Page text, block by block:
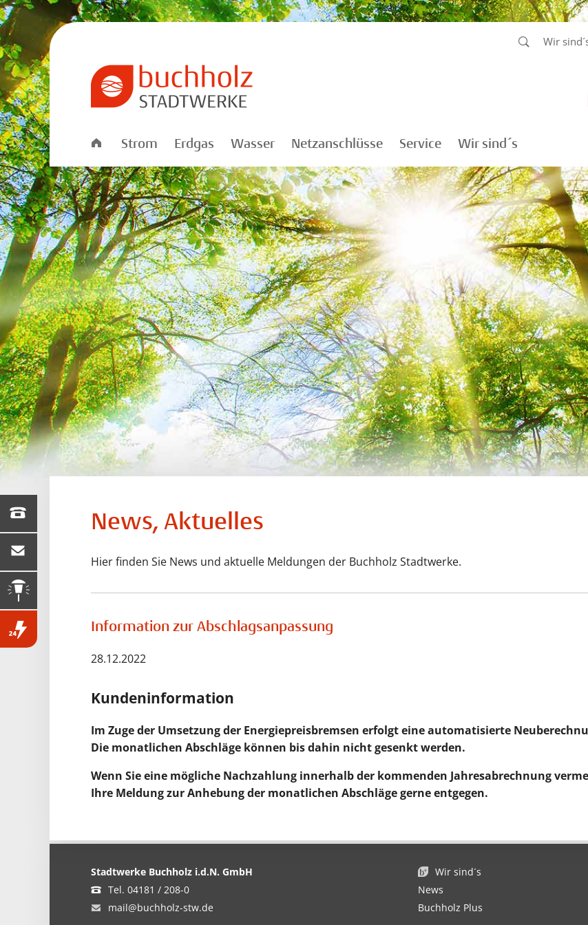
Wir
Stadtwerke
Strom Erdgas Wasser Netzanschlüsse Service Wir sind´s
04181 / 208-0
Störung melden
04181 / 208-333
News, Aktuelles
Hier finden Sie News und aktuelle Meldungen der Buchholz Stadtwerke.
Information zur Abschlagsanpassung
28.12.2022
Kundeninformation
Im Zuge der Umsetzung der Energiepreisbremsen erfolgt eine automatisierte
Die monatlichen Abschläge können bis dahin nicht gesenkt werden.
Wenn Sie eine mögliche Nachzahlung innerhalb der kommenden Jahresabrechnung
Ihre Meldung zur Anhebung der monatlichen Abschläge gerne entgegen.
Stadtwerke Buchholz i.d.N. GmbH
Tel. 04181 / 208-0
mail@buchholz-stw.de
Wir sind´s
News
Buchholz Plus